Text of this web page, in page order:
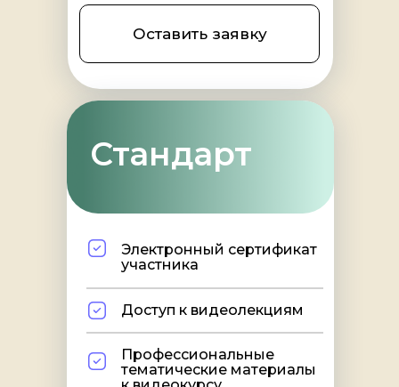
Электронный сертификат
участника
Стандарт
Доступ к видеолекциям
Профессиональные
тематические материалы
Оставить заявку